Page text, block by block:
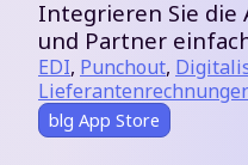
Integrieren Sie
und Partner
EDI, Punchout,
blg App Store